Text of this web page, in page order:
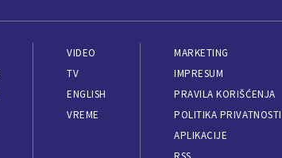
VIDEO
TV
ENGLISH
VREME
MARKETING
IMPRESUM
PRAVILA KORIŠĆENJA
POLITIKA PRIVATNOSTI
APLIKACIJE